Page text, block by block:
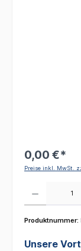
0,00 €*
Preise inkl. MwSt.
Produktnummer:
Unsere